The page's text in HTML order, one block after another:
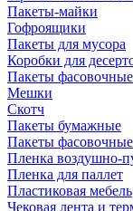
Пакеты-майки
Гофроящики
Пакеты для мусора
Коробки для
Пакеты фасовочные
Мешки
Скотч
Пакеты бумажные
Пакеты
Пленка воздушно-
Пленка для паллет
Пластиковая мебель
Чековая лента и